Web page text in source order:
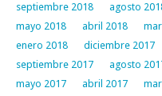
septiembre 2018
agosto
mayo 2018
abril 2018
enero 2018
diciembre 2017
septiembre 2017
agosto
mayo 2017
abril 2017